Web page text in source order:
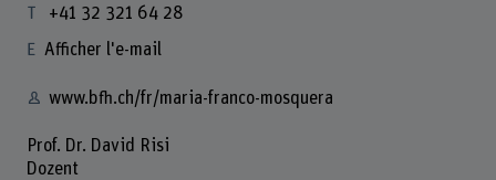
+41 32 321 64 28
Afficher l'e-mail
www.bfh.ch/fr/maria-franco-mosquera
Prof. Dr. David Risi
Dozent